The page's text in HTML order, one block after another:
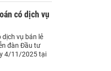
có dịch vụ
dịch vụ bán lẻ
đàn Đầu tư
4/11/2025 tại